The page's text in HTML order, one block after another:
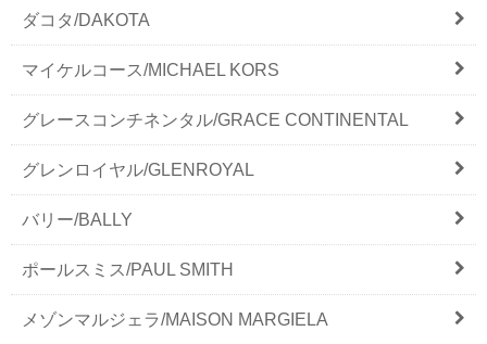
ダコタ/DAKOTA
マイケルコース/MICHAEL KORS
グレースコンチネンタル/GRACE CONTINENTAL
グレンロイヤル/GLENROYAL
バリー/BALLY
ポールスミス/PAUL SMITH
メゾンマルジェラ/MAISON MARGIELA